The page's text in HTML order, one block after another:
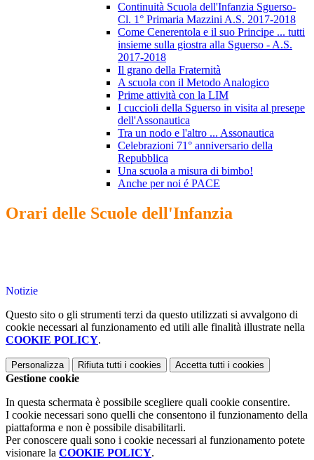
Continuità Scuola dell'Infanzia Sguerso-
Cl. 1° Primaria Mazzini A.S. 2017-2018
Come Cenerentola e il suo Principe ... tutti
insieme sulla giostra alla Sguerso - A.S.
2017-2018
Il grano della Fraternità
A scuola con il Metodo Analogico
Prime attività con la LIM
I cuccioli della Sguerso in visita al presepe
dell'Assonautica
Tra un nodo e l'altro ... Assonautica
Celebrazioni 71° anniversario della
Repubblica
Una scuola a misura di bimbo!
Anche per noi é PACE
Orari delle Scuole dell'Infanzia
Notizie
Questo sito o gli strumenti terzi da questo utilizzati si avvalgono di
cookie necessari al funzionamento ed utili alle finalità illustrate nella
COOKIE POLICY.
Personalizza Rifiuta tutti i cookies Accetta tutti i cookies
Gestione cookie
In questa schermata è possibile scegliere quali cookie consentire.
I cookie necessari sono quelli che consentono il funzionamento della
piattaforma e non è possibile disabilitarli.
Per conoscere quali sono i cookie necessari al funzionamento potete
visionare la COOKIE POLICY.